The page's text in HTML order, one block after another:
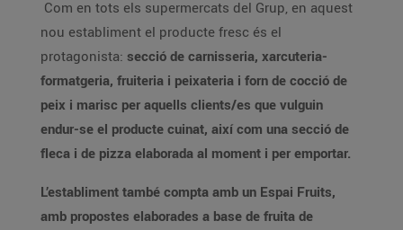
Com en tots els supermercats del Grup, en aquest
nou establiment el producte fresc és el
protagonista: secció de carnisseria, xarcuteria-
formatgeria, fruiteria i peixateria i forn de cocció de
peix i marisc per aquells clients/es que vulguin
endur-se el producte cuinat, així com una secció de
fleca i de pizza elaborada al moment i per emportar.
L’establiment també compta amb un Espai Fruits,
amb propostes elaborades a base de fruita de